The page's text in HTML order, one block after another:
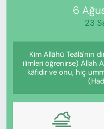
6
23
Kim Allâhü Teâlâ'nın
ilimleri öğrenirse) Allah
kâfidir ve onu, hiç
EĞİTİM
KADIN
SAĞLIK
Tüm Manşetler
Haber Arşivi